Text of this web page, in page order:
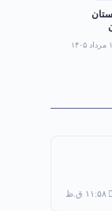
۱۱:۵۸ ق.ظ